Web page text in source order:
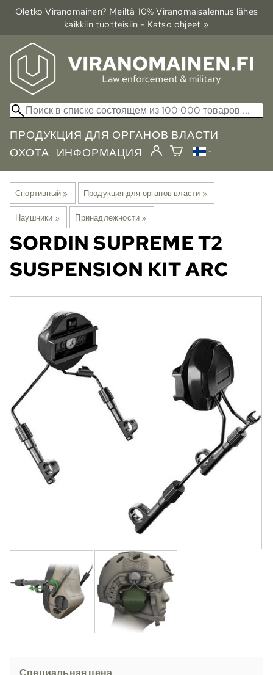
Oletko Viranomainen? Meiltä 10% Viranomais­alennus lähes
kaikkiin tuotteisiin - Katso ohjeet »
ПРОДУКЦИЯ ДЛЯ ОРГАНОВ ВЛАСТИ
ОХОТА
ИНФОРМАЦИЯ
Спортивный ‪» Продукция для органов власти ‪»
Наушники ‪» Принадлежности ‪»
SORDIN SUPREME T2
SUSPENSION KIT ARC